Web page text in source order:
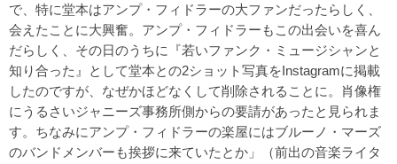
で、特に堂本はアンプ・フィドラーの大ファンだったらしく、
会えたことに大興奮。アンプ・フィドラーもこの出会いを喜ん
だらしく、その日のうちに『若いファンク・ミュージシャンと
知り合った』として堂本との2ショット写真をInstagramに掲載
したのですが、なぜかほどなくして削除されることに。肖像権
にうるさいジャニーズ事務所側からの要請があったと見られま
す。ちなみにアンプ・フィドラーの楽屋にはブルーノ・マーズ
のバンドメンバーも挨拶に来ていたとか」（前出の音楽ライタ